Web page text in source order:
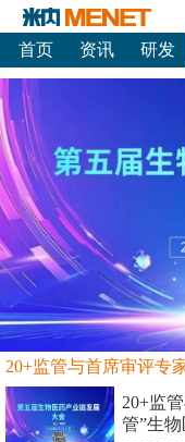
首页 资讯 研发
20+监
管”生物